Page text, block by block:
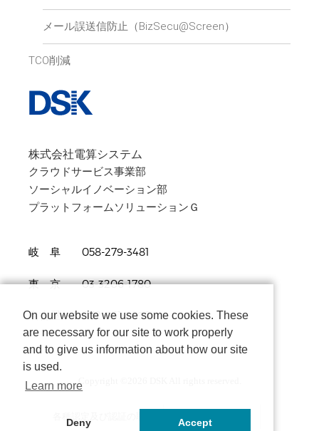
メール誤送信防止（BizSecu@Screen）
TCO削減
株式会社電算システム
クラウドサービス事業部
ソーシャルイノベーション部
プラットフォームソリューションＧ
岐 阜 058-279-3481
東 京 03-3206-1780
名古屋 052-961-3690
On our website we use some cookies. These
are necessary for our site to work properly
and to give us information about how our site
is used.
Learn more
Deny Accept